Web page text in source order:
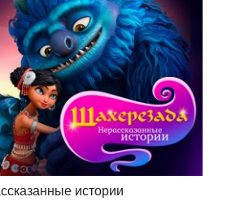
истории